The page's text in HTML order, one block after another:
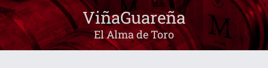
ViñaGuareña
El Alma de Toro